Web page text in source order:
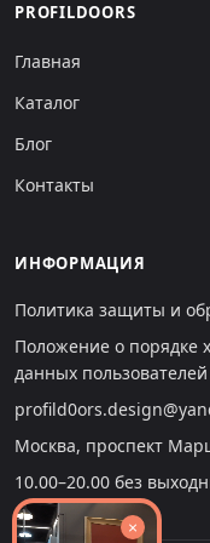
PROFILDOORS
Главная
Каталог
Блог
Контакты
ИНФОРМАЦИЯ
Политика защиты и
Положение о порядке
данных пользователей
Москва, проспект
10.00–20.00 без
×